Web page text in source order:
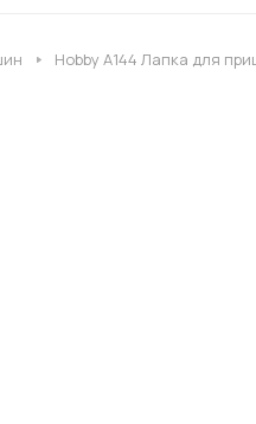
Hobby A144 Лапка для